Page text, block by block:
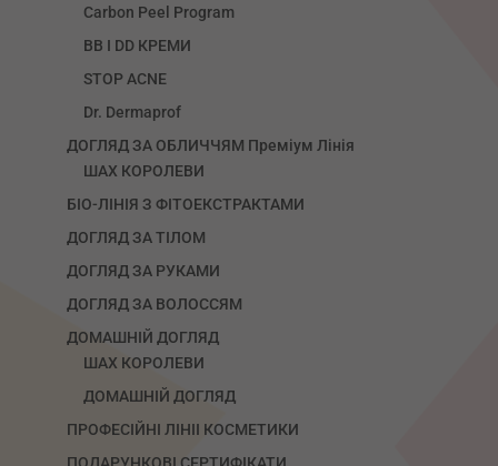
Carbon Peel Program
ВВ І DD КРЕМИ
STOP ACNE
Dr. Dermaprof
ДОГЛЯД ЗА ОБЛИЧЧЯМ Преміум Лінія
ШАХ КОРОЛЕВИ
БІО-ЛІНІЯ З ФІТОЕКСТРАКТАМИ
ДОГЛЯД ЗА ТІЛОМ
ДОГЛЯД ЗА РУКАМИ
ДОГЛЯД ЗА ВОЛОССЯМ
ДОМАШНІЙ ДОГЛЯД
ШАХ КОРОЛЕВИ
ДОМАШНІЙ ДОГЛЯД
ПРОФЕСІЙНІ ЛІНІІ КОСМЕТИКИ